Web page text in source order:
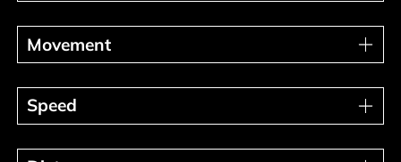
Movement
Movement
Speed
Speed